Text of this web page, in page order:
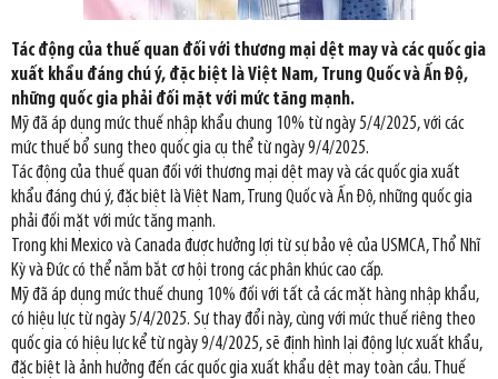
Tác động của thuế quan đối với thương mại dệt may và các quốc gia
xuất khẩu đáng chú ý, đặc biệt là Việt Nam, Trung Quốc và Ấn Độ,
những quốc gia phải đối mặt với mức tăng mạnh.
Mỹ đã áp dụng mức thuế nhập khẩu chung 10% từ ngày 5/4/2025, với các
mức thuế bổ sung theo quốc gia cụ thể từ ngày 9/4/2025.
Tác động của thuế quan đối với thương mại dệt may và các quốc gia xuất
khẩu đáng chú ý, đặc biệt là Việt Nam, Trung Quốc và Ấn Độ, những quốc gia
phải đối mặt với mức tăng mạnh.
Trong khi Mexico và Canada được hưởng lợi từ sự bảo vệ của USMCA, Thổ Nhĩ
Kỳ và Đức có thể nắm bắt cơ hội trong các phân khúc cao cấp.
Mỹ đã áp dụng mức thuế chung 10% đối với tất cả các mặt hàng nhập khẩu,
có hiệu lực từ ngày 5/4/2025. Sự thay đổi này, cùng với mức thuế riêng theo
quốc gia có hiệu lực kể từ ngày 9/4/2025, sẽ định hình lại động lực xuất khẩu,
đặc biệt là ảnh hưởng đến các quốc gia xuất khẩu dệt may toàn cầu. Thuế